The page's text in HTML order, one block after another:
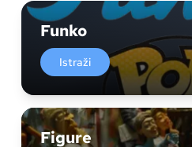
Funko
Istraži
Figure